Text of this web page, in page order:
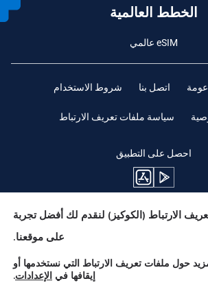
الخطط العالمية
eSIM عالمي
اتصل بنا شروط الاستخدام
سياسة ملفات تعريف الارتباط
احصل على التطبيق
ابقوا متابعين
الارتباط (الكوكيز) لنقدم لك أفضل تجربة
على موقعنا.
حول ملفات تعريف الارتباط التي نستخدمها أو
إيقافها في الإعدادات.